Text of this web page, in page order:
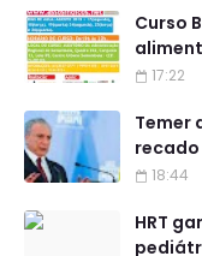
Curso
17:22
Temer
18:44
HRT